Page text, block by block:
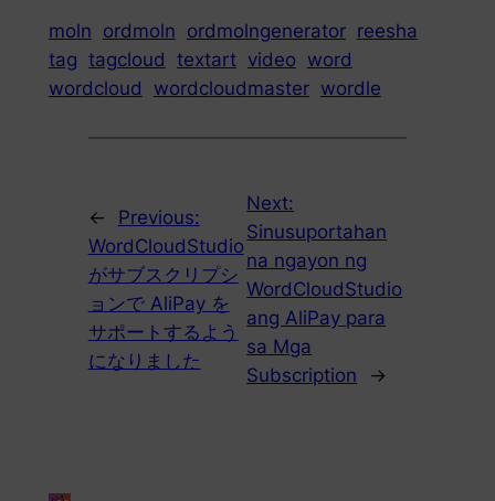
moln ordmoln ordmolngenerator reesha
tag tagcloud textart video word
wordcloud
wordcloudmaster wordle
←
Previous:
WordCloudStudio
がサブスクリプシ
ョンで AliPay を
サポートするよう
になりました
Next:
Sinusuportahan
na ngayon ng
WordCloudStudio
ang AliPay para
sa Mga
Subscription
→